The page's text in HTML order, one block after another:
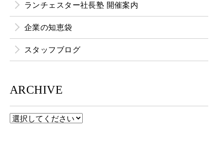
ランチェスター社長塾 開催案内
企業の知恵袋
スタッフブログ
ARCHIVE